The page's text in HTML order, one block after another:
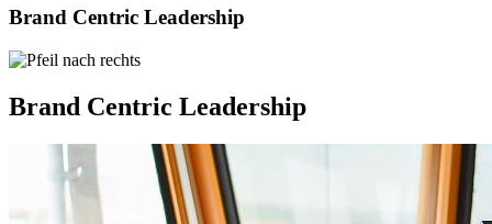
Brand Centric Leadership
Brand Centric Leadership